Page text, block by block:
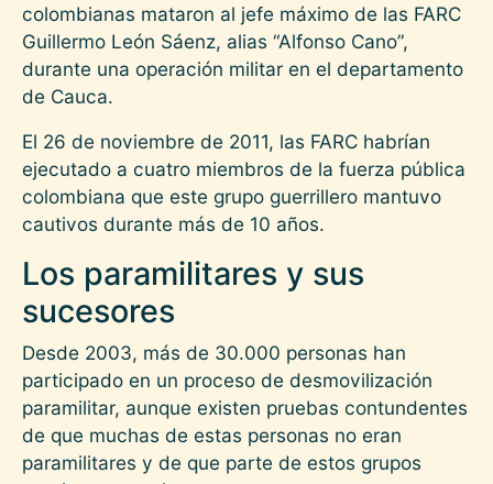
colombianas mataron al jefe máximo de las FARC
Guillermo León Sáenz, alias “Alfonso Cano”,
durante una operación militar en el departamento
de Cauca.
El 26 de noviembre de 2011, las FARC habrían
ejecutado a cuatro miembros de la fuerza pública
colombiana que este grupo guerrillero mantuvo
cautivos durante más de 10 años.
Los paramilitares y sus
sucesores
Desde 2003, más de 30.000 personas han
participado en un proceso de desmovilización
paramilitar, aunque existen pruebas contundentes
de que muchas de estas personas no eran
paramilitares y de que parte de estos grupos